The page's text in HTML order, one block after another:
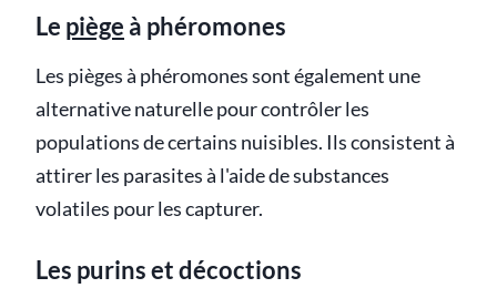
Le piège à phéromones
Les pièges à phéromones sont également une
alternative naturelle pour contrôler les
populations de certains nuisibles. Ils consistent à
attirer les parasites à l'aide de substances
volatiles pour les capturer.
Les purins et décoctions